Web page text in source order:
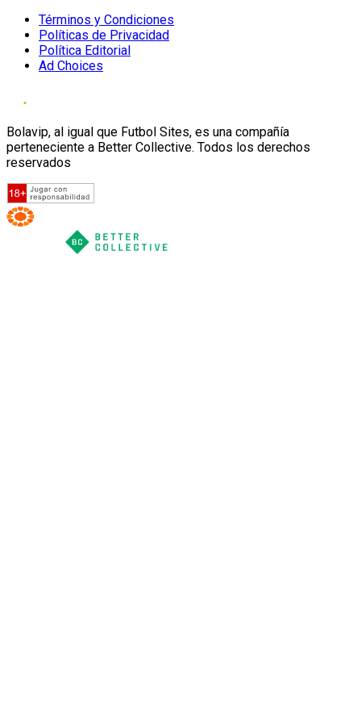
Términos y Condiciones
Políticas de Privacidad
Política Editorial
Ad Choices
Bolavip, al igual que Futbol Sites, es una compañía
perteneciente a Better Collective. Todos los derechos
reservados